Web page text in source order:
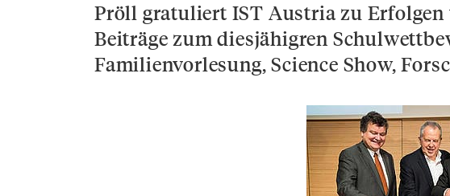
Pröll gratuliert IST Austria zu
Beiträge zum diesjähigren
Familienvorlesung, Science Show,